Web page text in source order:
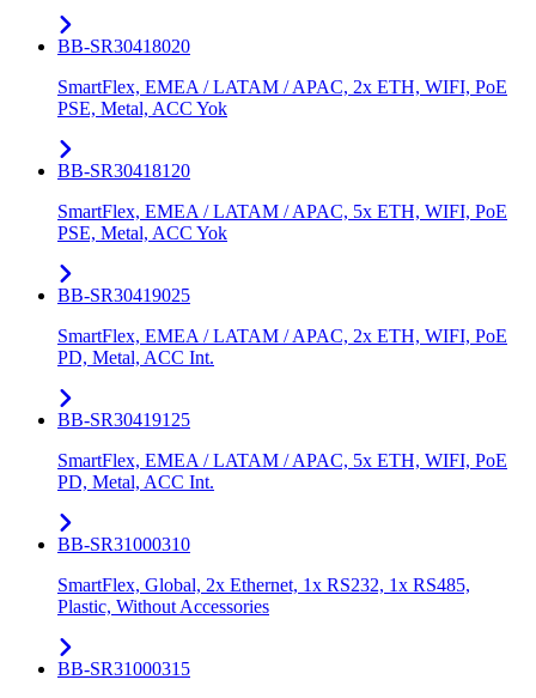
BB-SR30418020
SmartFlex, EMEA / LATAM / APAC, 2x ETH, WIFI, PoE
PSE, Metal, ACC Yok
BB-SR30418120
SmartFlex, EMEA / LATAM / APAC, 5x ETH, WIFI, PoE
PSE, Metal, ACC Yok
BB-SR30419025
SmartFlex, EMEA / LATAM / APAC, 2x ETH, WIFI, PoE
PD, Metal, ACC Int.
BB-SR30419125
SmartFlex, EMEA / LATAM / APAC, 5x ETH, WIFI, PoE
PD, Metal, ACC Int.
BB-SR31000310
SmartFlex, Global, 2x Ethernet, 1x RS232, 1x RS485,
Plastic, Without Accessories
BB-SR31000315